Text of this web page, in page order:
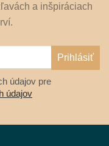
a inšpiráciach
údajov pre
údajov